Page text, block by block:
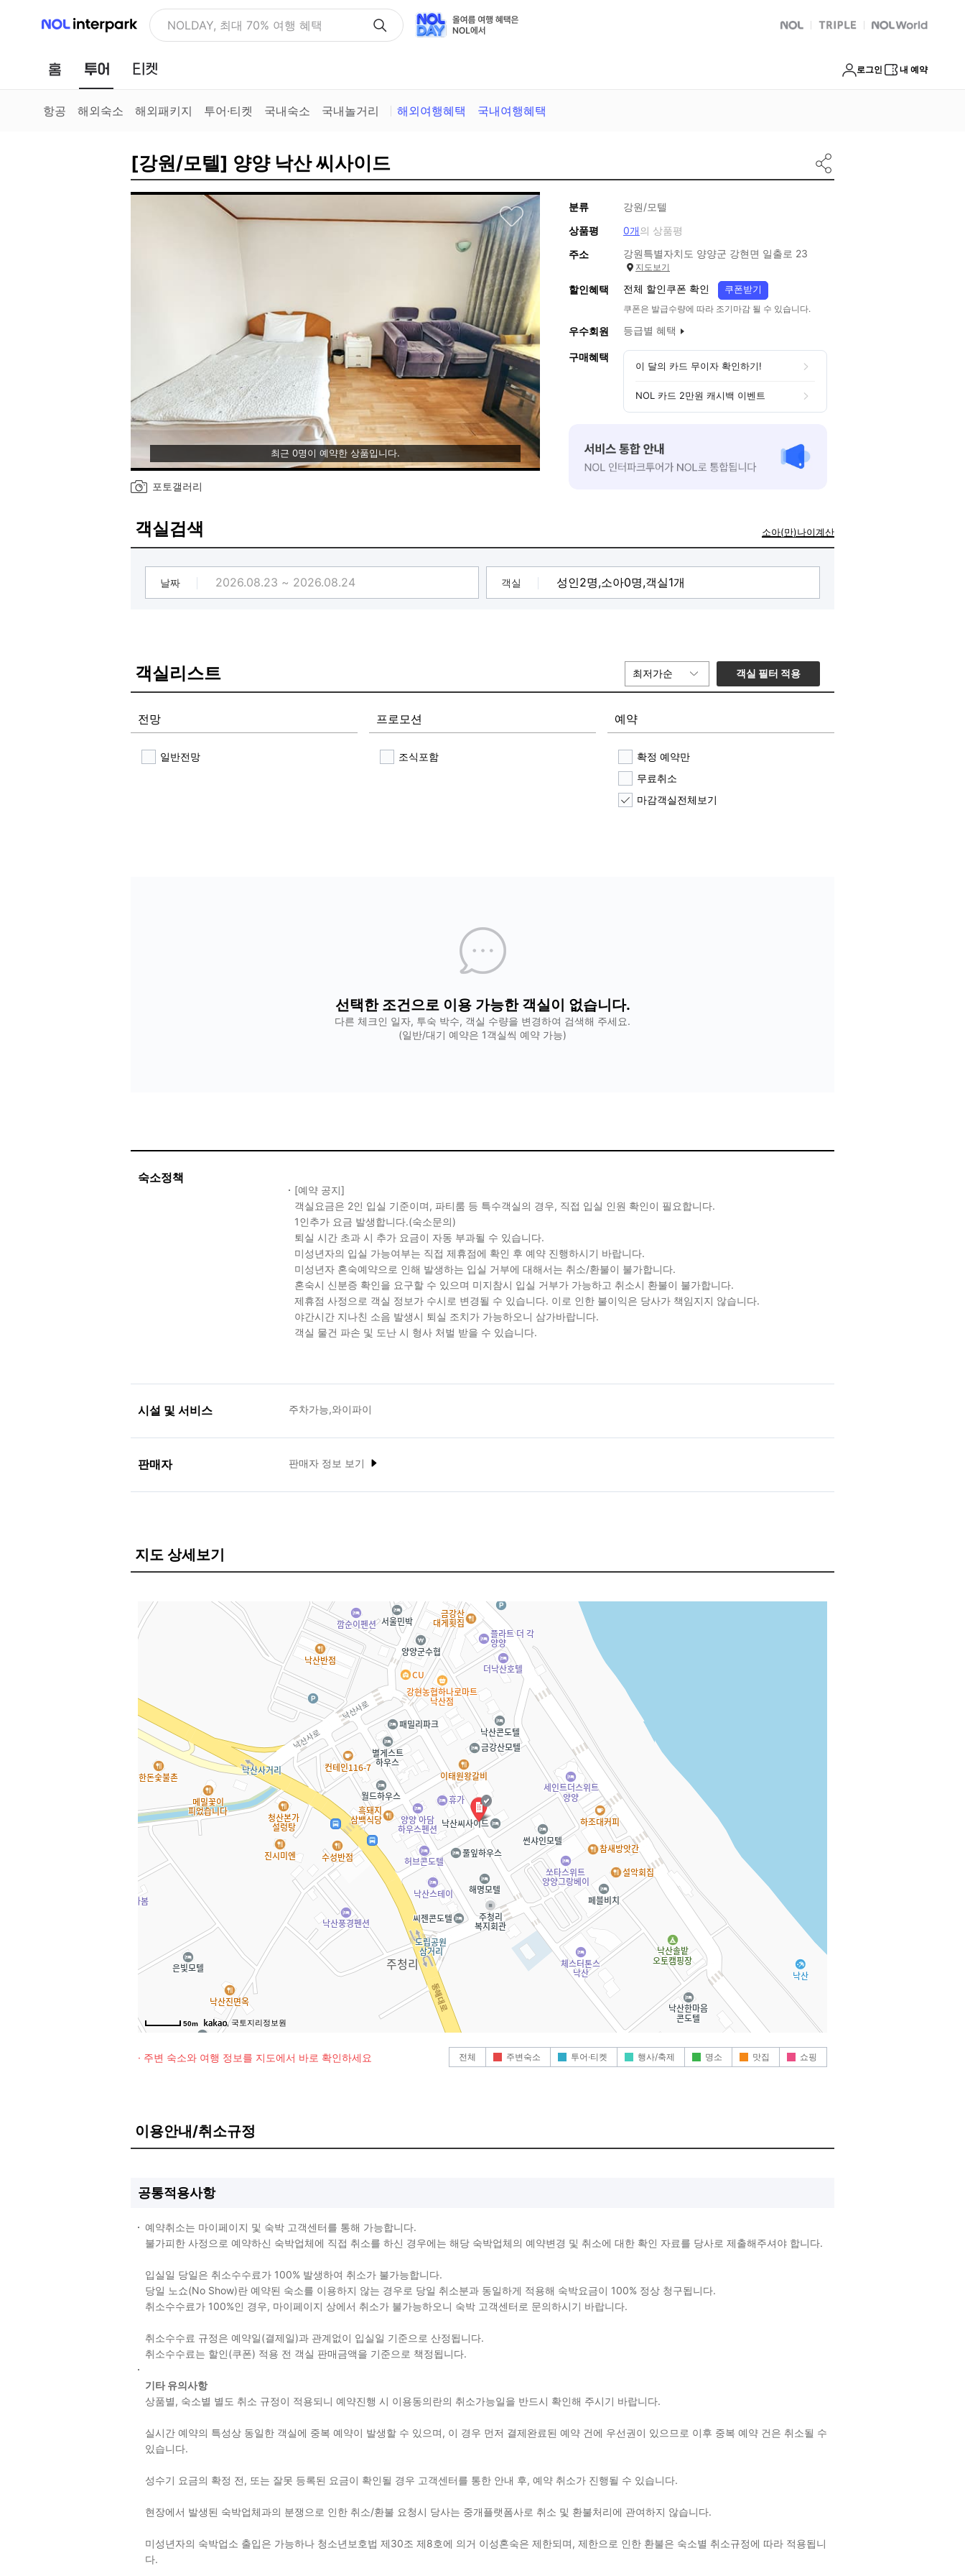
NOL 인터파크 NOLDAY, 최대 70% 여행 혜택 NOL 트리플 Global Interpark
홈 투어 로그인 내 예약
항공 해외숙소 해외패키지 투어·티켓 국내숙소 국내놀거리 해외여행혜택 국내여행혜택
[강원/모텔] 양양 낙산 씨사이드
최근 0명이 예약한 상품입니다.
포토갤러리
분류
강원/모텔
상품평
0개의 상품평
주소
강원특별자치도 양양군 강현면 일출로 23
지도보기
할인혜택 전체 할인쿠폰 확인 쿠폰받기
쿠폰은 발급수량에 따라 조기마감 될 수 있습니다.
우수회원 등급별 혜택
구매혜택
이 달의 카드 무이자 확인하기!
NOL 카드 2만원 캐시백 이벤트
객실검색 소아(만)나이계산
날짜 객실
객실리스트 최저가순 객실 필터 적용
전망
일반전망
프로모션
조식포함
예약
확정 예약만
무료취소
마감객실전체보기
선택한 조건으로 이용 가능한 객실이 없습니다.
다른 체크인 일자, 투숙 박수, 객실 수량을 변경하여 검색해 주세요.
(일반/대기 예약은 1객실씩 예약 가능)
숙소정책
[예약 공지]
객실요금은 2인 입실 기준이며, 파티룸 등 특수객실의 경우, 직접 입실 인원 확인이 필요합니다.
1인추가 요금 발생합니다.(숙소문의)
퇴실 시간 초과 시 추가 요금이 자동 부과될 수 있습니다.
미성년자의 입실 가능여부는 직접 제휴점에 확인 후 예약 진행하시기 바랍니다.
미성년자 혼숙예약으로 인해 발생하는 입실 거부에 대해서는 취소/환불이 불가합니다.
혼숙시 신분증 확인을 요구할 수 있으며 미지참시 입실 거부가 가능하고 취소시 환불이 불가합니다.
제휴점 사정으로 객실 정보가 수시로 변경될 수 있습니다. 이로 인한 불이익은 당사가 책임지지 않습니다.
야간시간 지나친 소음 발생시 퇴실 조치가 가능하오니 삼가바랍니다.
객실 물건 파손 및 도난 시 형사 처벌 받을 수 있습니다.
시설 및 서비스 주차가능,와이파이
판매자 판매자 정보 보기
지도 상세보기
50m , 국토지리정보원
· 주변 숙소와 여행 정보를 지도에서 바로 확인하세요 전체 주변숙소 투어·티켓 행사/축제 명소 맛집 쇼핑
이용안내/취소규정
공통적용사항
예약취소는 마이페이지 및 숙박 고객센터를 통해 가능합니다.
불가피한 사정으로 예약하신 숙박업체에 직접 취소를 하신 경우에는 해당 숙박업체의 예약변경 및 취소에 대한 확인 자료를 당사로 제출해주셔야 합니다.
입실일 당일은 취소수수료가 100% 발생하여 취소가 불가능합니다.
당일 노쇼(No Show)란 예약된 숙소를 이용하지 않는 경우로 당일 취소분과 동일하게 적용해 숙박요금이 100% 정상 청구됩니다.
취소수수료가 100%인 경우, 마이페이지 상에서 취소가 불가능하오니 숙박 고객센터로 문의하시기 바랍니다.
취소수수료 규정은 예약일(결제일)과 관계없이 입실일 기준으로 산정됩니다.
취소수수료는 할인(쿠폰) 적용 전 객실 판매금액을 기준으로 책정됩니다.
기타 유의사항
상품별, 숙소별 별도 취소 규정이 적용되니 예약진행 시 이용동의란의 취소가능일을 반드시 확인해 주시기 바랍니다.
실시간 예약의 특성상 동일한 객실에 중복 예약이 발생할 수 있으며, 이 경우 먼저 결제완료된 예약 건에 우선권이 있으므로 이후 중복 예약 건은 취소될 수
있습니다.
성수기 요금의 확정 전, 또는 잘못 등록된 요금이 확인될 경우 고객센터를 통한 안내 후, 예약 취소가 진행될 수 있습니다.
현장에서 발생된 숙박업체과의 분쟁으로 인한 취소/환불 요청시 당사는 중개플랫폼사로 취소 및 환불처리에 관여하지 않습니다.
미성년자의 숙박업소 출입은 가능하나 청소년보호법 제30조 제8호에 의거 이성혼숙은 제한되며, 제한으로 인한 환불은 숙소별 취소규정에 따라 적용됩니
다.